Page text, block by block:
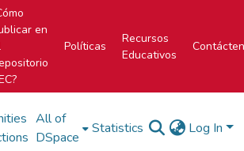
en
Políticas
Recursos
Educativos
All of
DSpace
Statistics Log In